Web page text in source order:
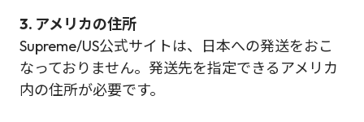
3. アメリカの住所
Supreme/US公式サイトは、日本への発送をおこ
なっておりません。発送先を指定できるアメリカ
内の住所が必要です。